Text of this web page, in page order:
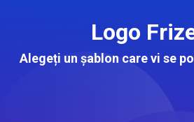
Logo
Alegeți un șablon care vi se